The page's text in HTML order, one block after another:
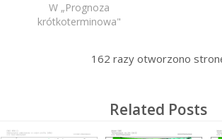
W „Prognoza
krótkoterminowa"
162 razy otworzono
Related Posts